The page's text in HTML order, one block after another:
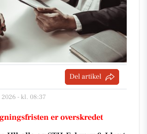
Del artikel
2026 - kl. 08:37
er overskredet